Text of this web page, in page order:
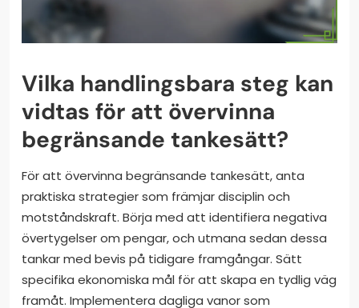
Vilka handlingsbara steg kan
vidtas för att övervinna
begränsande tankesätt?
För att övervinna begränsande tankesätt, anta
praktiska strategier som främjar disciplin och
motståndskraft. Börja med att identifiera negativa
övertygelser om pengar, och utmana sedan dessa
tankar med bevis på tidigare framgångar. Sätt
specifika ekonomiska mål för att skapa en tydlig väg
framåt. Implementera dagliga vanor som